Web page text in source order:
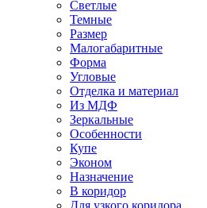
Светлые
Темные
Размер
Малогабаритные
Форма
Угловые
Отделка и материал
Из МДФ
Зеркальные
Особенности
Купе
Эконом
Назначение
В коридор
Для узкого коридора